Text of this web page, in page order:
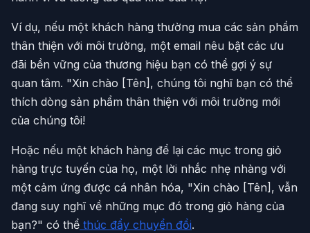
Ví dụ, nếu một khách hàng thường mua các sản phẩm
thân thiện với môi trường, một email nêu bật các ưu
đãi bền vững của thương hiệu bạn có thể gợi ý sự
quan tâm. "Xin chào [Tên], chúng tôi nghĩ bạn có thể
thích dòng sản phẩm thân thiện với môi trường mới
của chúng tôi!
Hoặc nếu một khách hàng để lại các mục trong giỏ
hàng trực tuyến của họ, một lời nhắc nhẹ nhàng với
một cảm ứng được cá nhân hóa, "Xin chào [Tên], vẫn
đang suy nghĩ về những mục đó trong giỏ hàng của
bạn?" có thể thúc đẩy chuyển đổi.